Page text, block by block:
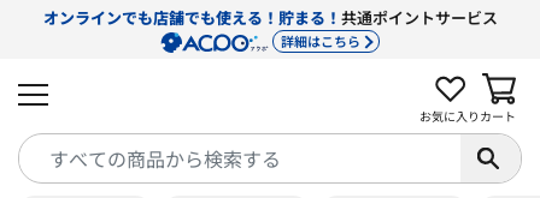
オンラインでも店舗でも使える！貯まる！ 共通ポイントサービス
詳細はこちら
お気に入り カート